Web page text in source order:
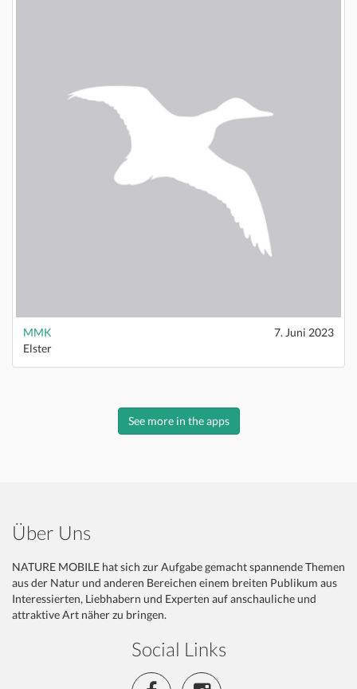
MMK
7. Juni 2023
Elster
See more in the apps
Über Uns
NATURE MOBILE hat sich zur Aufgabe gemacht spannende Themen
aus der Natur und anderen Bereichen einem breiten Publikum aus
Interessierten, Liebhabern und Experten auf anschauliche und
attraktive Art näher zu bringen.
Social Links